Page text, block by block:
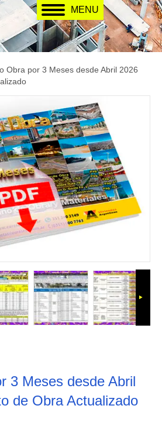
MENU
Obra por 3 Meses desde Abril 2026
3 Meses desde Abril
de Obra Actualizado